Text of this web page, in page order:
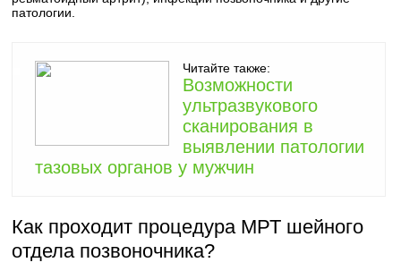
патологии.
Читайте также:
Возможности
ультразвукового
сканирования в
выявлении патологии
тазовых органов у мужчин
Как проходит процедура МРТ шейного
отдела позвоночника?